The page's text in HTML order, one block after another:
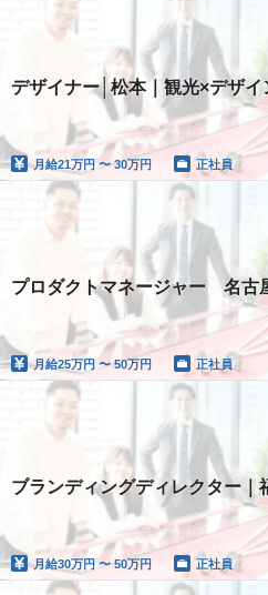
デザイナー│松本｜観光×デザ
月給21万円 〜 30万円 正社員
プロダクトマネージャー 名古
月給25万円 〜 50万円 正社員
ブランディングディレクター｜
月給30万円 〜 50万円 正社員